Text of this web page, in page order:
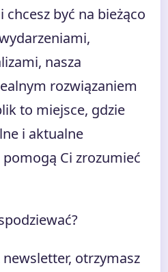
chcesz być na bieżąco
nasza
rozwiązaniem
to miejsce, gdzie
i aktualne
Ci zrozumieć
otrzymasz